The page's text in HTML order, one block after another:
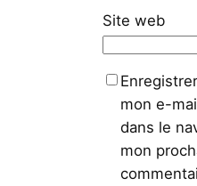
Site web
mon e-
dans le
mon